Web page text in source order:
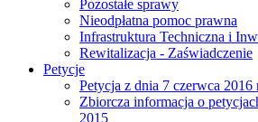
Pozostałe sprawy
Nieodpłatna pomoc prawna
Infrastruktura Techniczna i
Rewitalizacja - Zaświadczenie
Petycje
Petycja z dnia 7 czerwca 2016
Zbiorcza informacja o
2015